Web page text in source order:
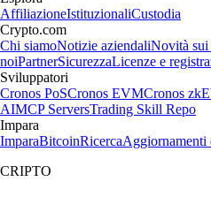
AffiliazioneIstituzionaliCustodia
Crypto.com
Chi siamoNotizie aziendaliNovità sui
noiPartnerSicurezzaLicenze e
Sviluppatori
Cronos PoSCronos EVMCronos
AIMCP ServersTrading Skill Repo
Impara
ImparaBitcoinRicercaAggiornamenti
CRIPTO